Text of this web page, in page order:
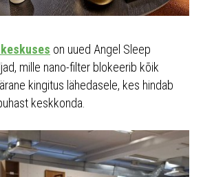
on uued Angel Sleep
mille nano-filter blokeerib kõik
kingitus lähedasele, kes hindab
keskkonda.